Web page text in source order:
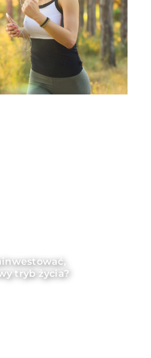
tryb życia?